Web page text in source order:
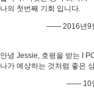
나의 첫번째 기회 입니다.
—— 2016년9
안녕 Jessie, 호평을 받는 I
나가 예상하는 것처럼 좋은
—— 10